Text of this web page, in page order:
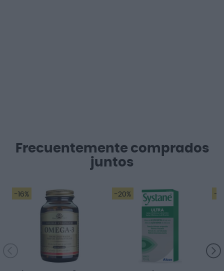
Frecuentemente comprados
juntos
-16% -20% -